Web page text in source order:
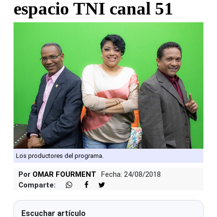
espacio TNI canal 51
Los productores del programa.
Por OMAR FOURMENT
Fecha: 24/08/2018
Comparte:
Escuchar artículo